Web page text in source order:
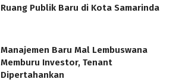
Ruang Publik Baru di Kota Samarinda
Manajemen Baru Mal Lembuswana
Memburu Investor, Tenant
Dipertahankan